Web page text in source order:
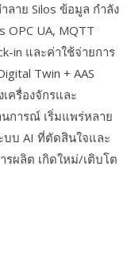
าย Silos ข้อมูล กำลัง
OPC UA, MQTT
in และค่าใช้จ่ายการ
Twin + AAS
ครื่องจักรและ
นการณ์ เริ่มแพร่หลาย
บบ AI ที่ตัดสินใจและ
รผลิต เกิดใหม่/เติบโต